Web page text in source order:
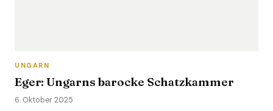
UNGARN
Eger: Ungarns barocke Schatzkammer
6. Oktober 2025